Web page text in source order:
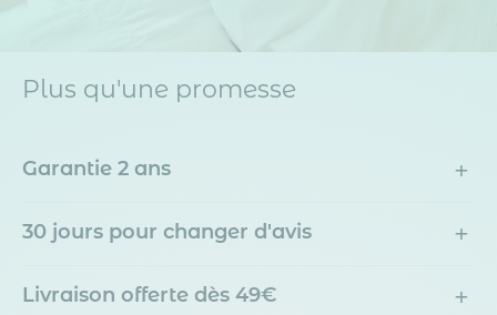
Plus qu'une promesse
Garantie 2 ans +
30 jours pour changer d'avis +
Livraison offerte dès 49€ +